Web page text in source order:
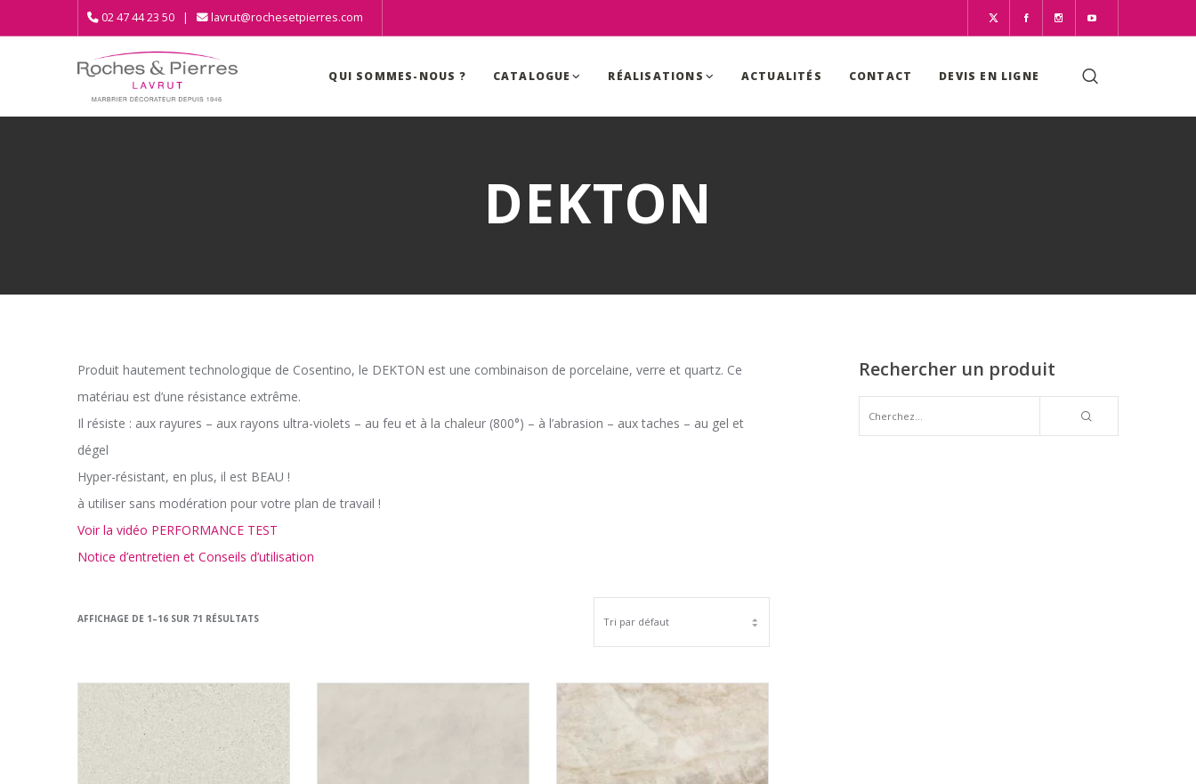
02 47 44 23 50 | lavrut@rochesetpierres.com
QUI SOMMES-NOUS ? CATALOGUE RÉALISATIONS ACTUALITÉS CONTACT DEVIS EN LIGNE
DEKTON
Produit hautement technologique de Cosentino, le DEKTON est une combinaison de porcelaine, verre et quartz. Ce
matériau est d’une résistance extrême.
Il résiste : aux rayures – aux rayons ultra-violets – au feu et à la chaleur (800°) – à l’abrasion – aux taches – au gel et
dégel
Hyper-résistant, en plus, il est BEAU !
à utiliser sans modération pour votre plan de travail !
Voir la vidéo PERFORMANCE TEST
Notice d’entretien et Conseils d’utilisation
AFFICHAGE DE 1–16 SUR 71 RÉSULTATS
Rechercher un produit